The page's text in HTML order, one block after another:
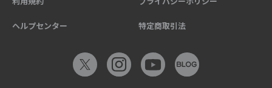
ヘルプセンター 特定商取引法